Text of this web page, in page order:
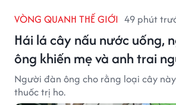
VÒNG QUANH THẾ GIỚI 49 phút
Hái lá cây nấu nước uống,
ông khiến mẹ và anh trai
Người đàn ông cho rằng loại cây
thuốc trị ho.